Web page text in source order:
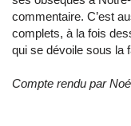
commentaire. C’est
complets, à la fois
qui se dévoile sous la
Compte rendu par